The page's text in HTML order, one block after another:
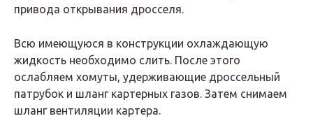
привода открывания дросселя.
Всю имеющуюся в конструкции охлаждающую
жидкость необходимо слить. После этого
ослабляем хомуты, удерживающие дроссельный
патрубок и шланг картерных газов. Затем снимаем
шланг вентиляции картера.